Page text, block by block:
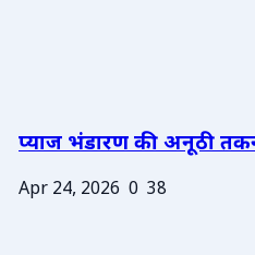
प्याज भंडारण की अनूठी
Apr 24, 2026 0 38